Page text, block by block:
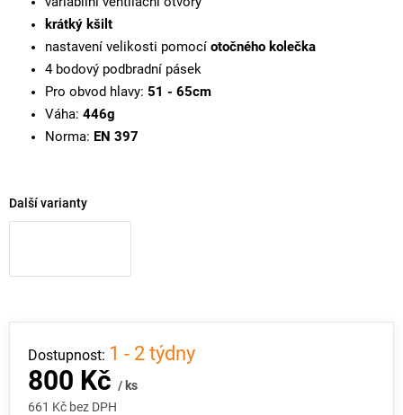
krátký kšilt
nastavení velikosti pomocí otočného kolečka
4 bodový podbradní pásek
Pro obvod hlavy: 51 - 65cm
Váha: 446g
Norma: EN 397
Další varianty
800 Kč / ks
661 Kč bez DPH
1 - 2 týdny